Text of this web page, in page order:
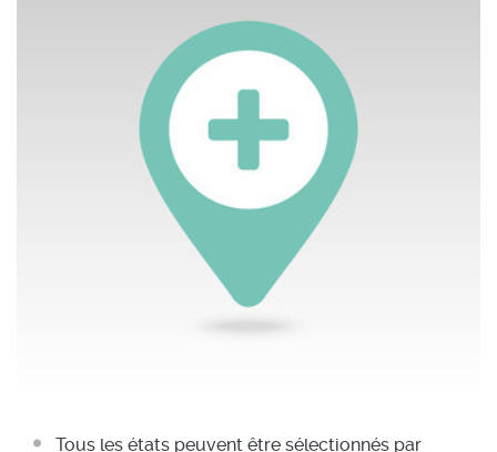
Tous les états peuvent être sélectionnés par